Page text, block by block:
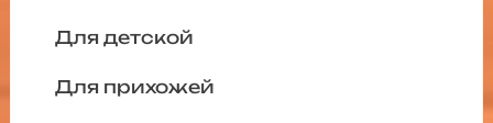
Для детской
Для прихожей